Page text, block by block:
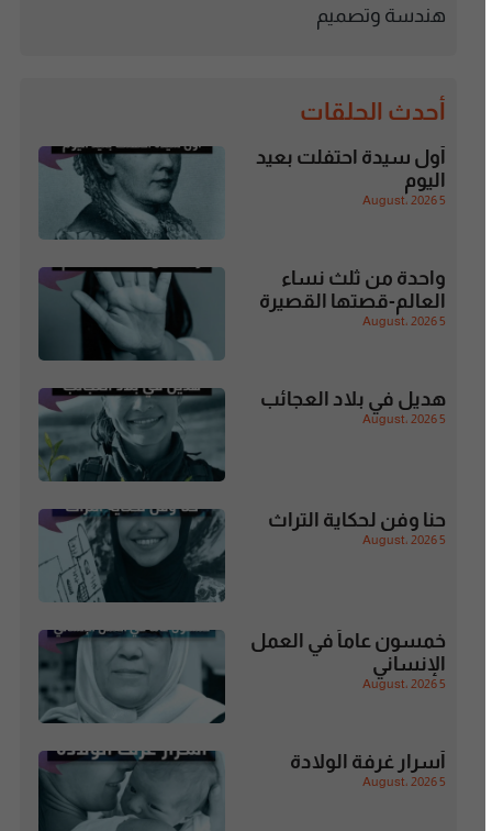
هندسة وتصميم
أحدث الحلقات
أول سيدة احتفلت بعيد
اليوم
واحدة من ثلث نساء
العالم-قصتها القصيرة
هديل في بلاد العجائب
حنا وفن لحكاية التراث
خمسون عاماً في العمل
الإنساني
أسرار غرفة الولادة